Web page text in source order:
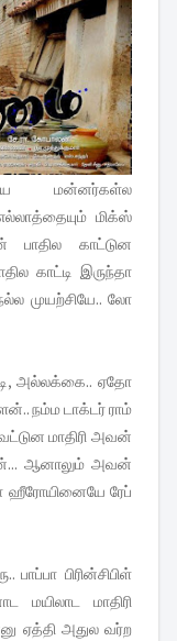
மன்னர்கள்ல
மிக்ஸ்
காட்டுன
காட்டி இருந்தா
முயற்சியே.. லோ
அல்லக்கை.. ஏதோ
நம்ம டாக்டர் ராம்
மாதிரி அவன்
ஆனாலும் அவன்
ஹீரோயினையே ரேப்
பிரின்சிபிள்
மாதிரி
ஏத்தி அதுல வர்ற